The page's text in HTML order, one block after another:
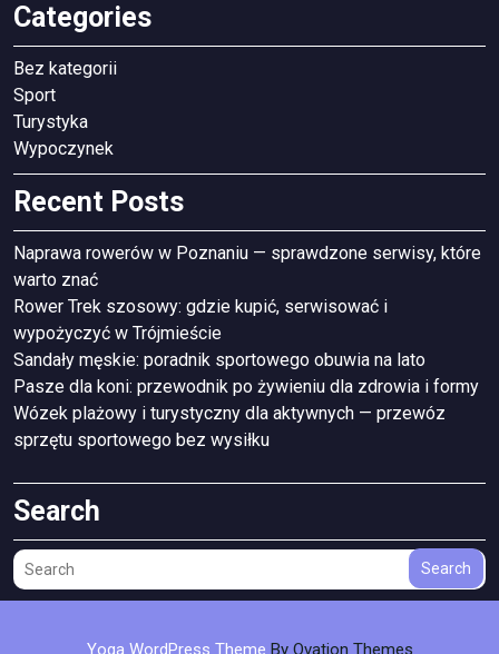
Categories
Bez kategorii
Sport
Turystyka
Wypoczynek
Recent Posts
Naprawa rowerów w Poznaniu — sprawdzone serwisy, które
warto znać
Rower Trek szosowy: gdzie kupić, serwisować i
wypożyczyć w Trójmieście
Sandały męskie: poradnik sportowego obuwia na lato
Pasze dla koni: przewodnik po żywieniu dla zdrowia i formy
Wózek plażowy i turystyczny dla aktywnych — przewóz
sprzętu sportowego bez wysiłku
Search
Search
Yoga WordPress Theme By Ovation Themes